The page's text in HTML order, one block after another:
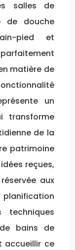
salles de
de douche
pied et
matière de
un
transforme
de la
patrimoine
reçues,
aux
techniques
bains de
accueillir ce